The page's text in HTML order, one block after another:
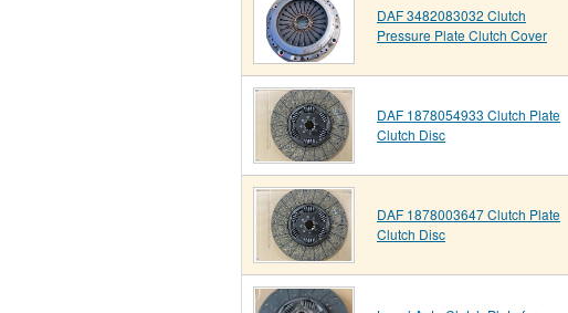
DAF 3482083032 Clutch
Pressure Plate Clutch Cover
DAF 1878054933 Clutch Plate
Clutch Disc
DAF 1878003647 Clutch Plate
Clutch Disc